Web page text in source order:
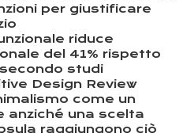
per giustificare
riduce
del 41% rispetto
studi
Design Review
come un
anziché una scelta
raggiungono ciò